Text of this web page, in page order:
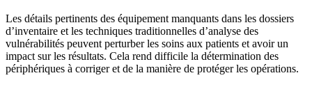
Les détails pertinents des équipement manquants dans les dossiers
d’inventaire et les techniques traditionnelles d’analyse des
vulnérabilités peuvent perturber les soins aux patients et avoir un
impact sur les résultats. Cela rend difficile la détermination des
périphériques à corriger et de la manière de protéger les opérations.